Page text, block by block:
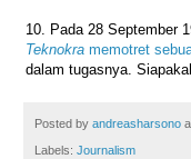
10.⁠ ⁠Pada 28 September
Teknokra memotret
dalam tugasnya.
Posted by andreasharsono
Labels: Journalism